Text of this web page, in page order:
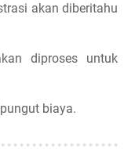
akan diberitahu
diproses untuk
biaya.